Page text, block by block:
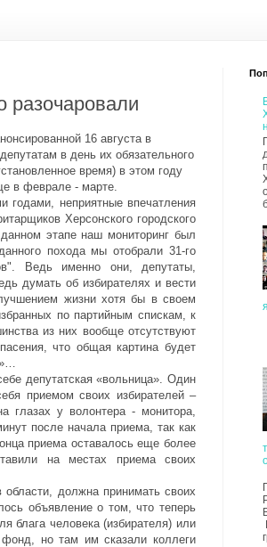
разочаровали
16 августа в
в день их обязательного
время) в этом году
в феврале - марте.
годами, неприятные впечатления
Херсонского городского
этапе наш мониторинг был
похода мы отобрали 31-го
Ведь именно они, депутаты,
думать об избирателях и вести
жизни хотя бы в своем
по партийным спискам, к
из них вообще отсутствуют
что общая картина будет
депутатская «вольница». Один
приемом своих избирателей –
глазах у волонтера - монитора,
после начала приема, так как
приема оставалось еще более
на местах приема своих
должна принимать своих
объявление о том, что теперь
блага человека (избирателя) или
но там им сказали коллеги